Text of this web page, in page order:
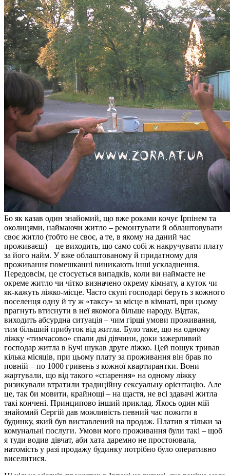
Бо як казав один знайомий, що вже роками кочує Ірпінем та
околицями, наймаючи житло – ремонтувати й облаштовувати
своє житло (тобто не своє, а те, в якому на даний час
проживаєш) – це виходить, що само собі ж накручувати плату
за його найм. У вже облаштованому й придатному для
проживання помешканні виникають інші ускладнення.
Передовсім, це стосується випадків, коли ви наймаєте не
окреме житло чи чітко визначено окрему кімнату, а куток чи
як-кажуть ліжко-місце. Часто скупі господарі беруть з кожного
поселенця одну й ту ж «таксу» за місце в кімнаті, при цьому
прагнуть втиснути в неї якомога більше народу. Відтак,
виходить абсурдна ситуація – чим гірші умови проживання,
тим більший прибуток від житла. Було таке, що на одному
ліжку «тимчасово» спали дві дівчини, доки зажерливий
господар житла в Бучі шукав друге ліжко. Цей пошук тривав
кілька місяців, при цьому плату за проживання він брав по
повній – по 1000 гривень з кожної квартирантки. Вони
жартували, що від такого «спарення» на одному ліжку
ризикували втратили традиційну сексуальну орієнтацію. Але
це, так би мовити, крайнощі – на щастя, не всі здавачі житла
такі кончені. Принципово інший приклад. Якось один мій
знайомий Сергій дав можливість певний час пожити в
будинку, який був виставлений на продаж. Платив я тільки за
комунальні послуги. Умови мого проживання були такі – щоб
я туди водив дівчат, аби хата даремно не простоювала,
натомість у разі продажу будинку потрібно було оперативно
виселитися.